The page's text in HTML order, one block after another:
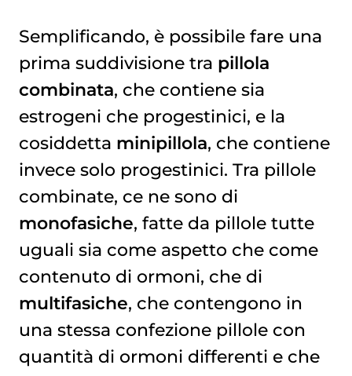
Semplificando, è possibile fare una
prima suddivisione tra pillola
combinata, che contiene sia
estrogeni che progestinici, e la
cosiddetta minipillola, che contiene
invece solo progestinici. Tra pillole
combinate, ce ne sono di
monofasiche, fatte da pillole tutte
uguali sia come aspetto che come
contenuto di ormoni, che di
multifasiche, che contengono in
una stessa confezione pillole con
quantità di ormoni differenti e che